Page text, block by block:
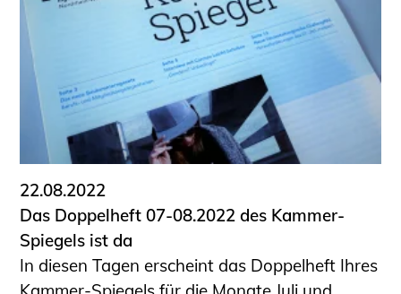
22.08.2022
Das Doppelheft 07-08.2022 des Kammer-
Spiegels ist da
In diesen Tagen erscheint das Doppelheft Ihres